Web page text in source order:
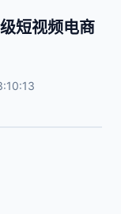
短视频电商